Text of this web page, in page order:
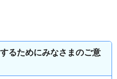
るためにみなさまのご意